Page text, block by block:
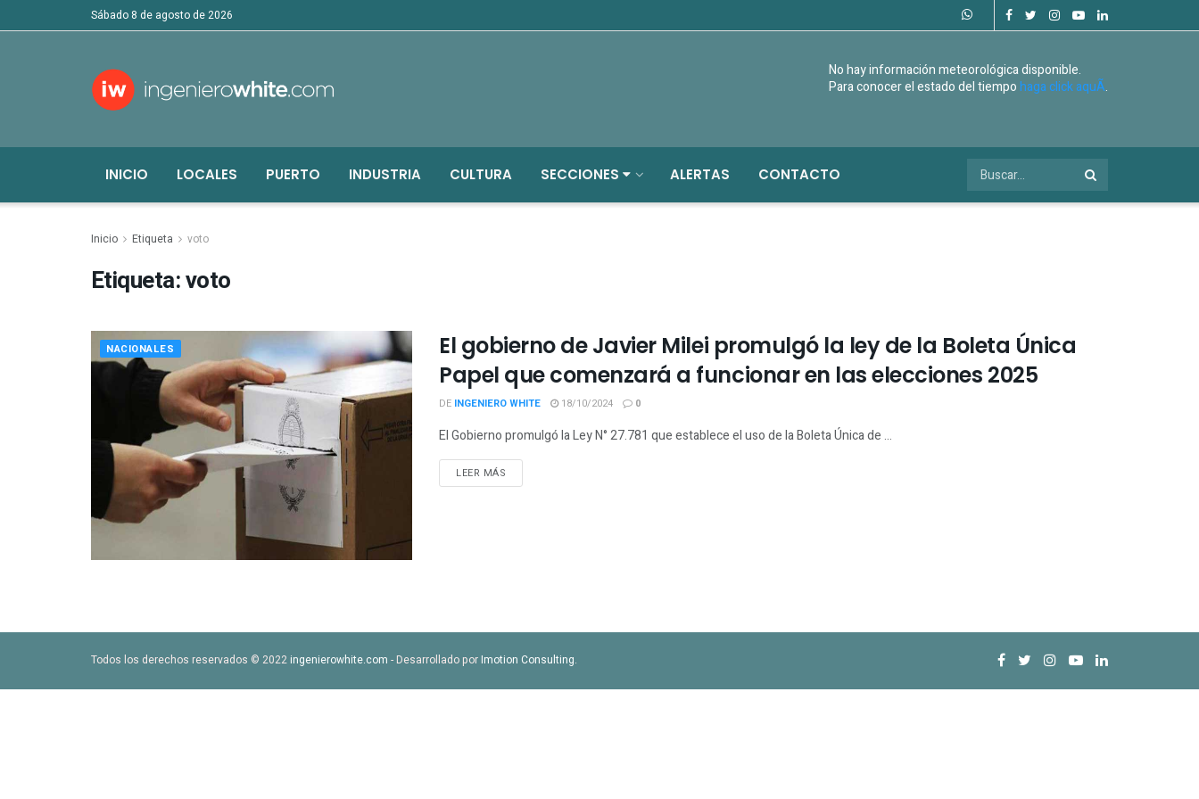
sábado 8 de agosto de 2026
No hay información meteorológica disponible.
Para conocer el estado del tiempohaga click aquÃ­.
INICIO LOCALES PUERTO INDUSTRIA CULTURA SECCIONES ALERTAS CONTACTO
Inicio Etiqueta voto
Etiqueta:voto
NACIONALES
El gobierno de Javier Milei promulgó la ley de la Boleta Única
Papel que comenzará a funcionar en las elecciones 2025
DE INGENIERO WHITE 18/10/2024 0
El Gobierno promulgó la Ley N° 27.781 que establece el uso de la Boleta Única de ...
LEER MÁS
Todos los derechos reservados © 2022ingenierowhite.com - Desarrollado porImotion Consulting.